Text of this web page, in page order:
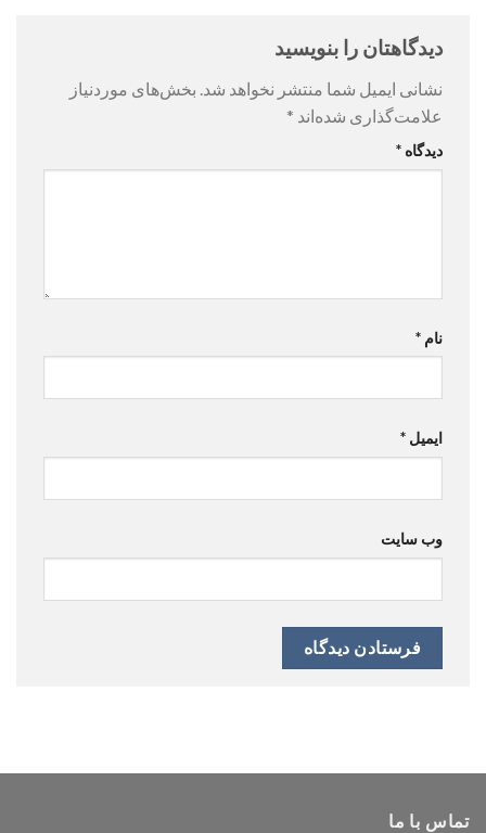
دیدگاهتان را بنویسید
نشانی ایمیل شما منتشر نخواهد شد. بخش‌های موردنیاز
علامت‌گذاری شده‌اند *
دیدگاه *
نام *
ایمیل *
وب‌ سایت
تماس با ما